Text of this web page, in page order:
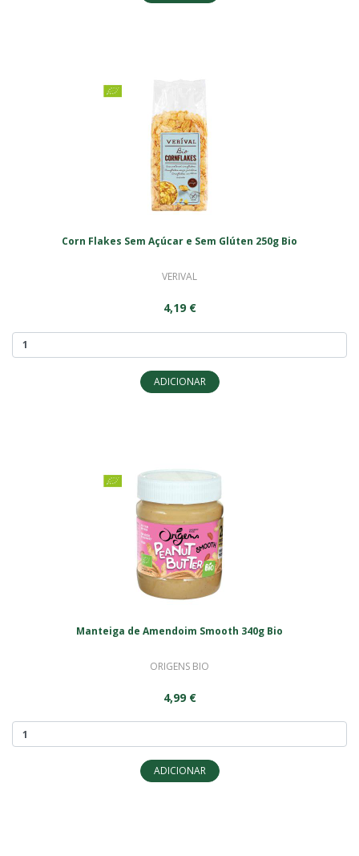
Corn Flakes Sem Açúcar e Sem Glúten 250g Bio
VERIVAL
4,19 €
ADICIONAR
Manteiga de Amendoim Smooth 340g Bio
ORIGENS BIO
4,99 €
ADICIONAR